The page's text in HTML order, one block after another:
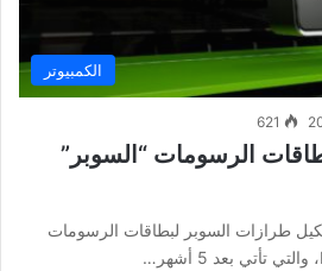
الكمبيوتر
621
الرسومات “السوبر”
طرازات السوبر لبطاقات الرسومات